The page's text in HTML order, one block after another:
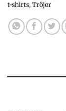
t-shirts,Tröjor